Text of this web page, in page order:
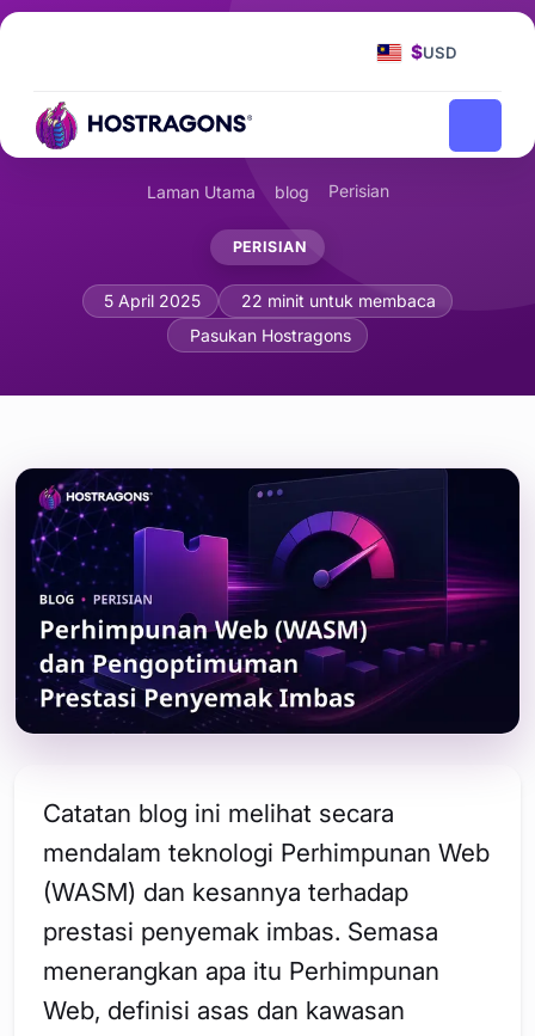
$USD
Laman Utama blog Perisian
PERISIAN
Perhimpunan Web (WASM) dan
5 April 2025
22 minit untuk membaca
Pasukan Hostragons
Catatan blog ini melihat secara
mendalam teknologi Perhimpunan Web
(WASM) dan kesannya terhadap
prestasi penyemak imbas. Semasa
menerangkan apa itu Perhimpunan
Web, definisi asas dan kawasan